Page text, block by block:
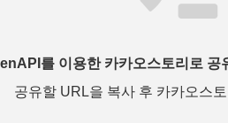
를 이용한 카카오스토리로 공
공유할 URL을 복사 후 카카오스